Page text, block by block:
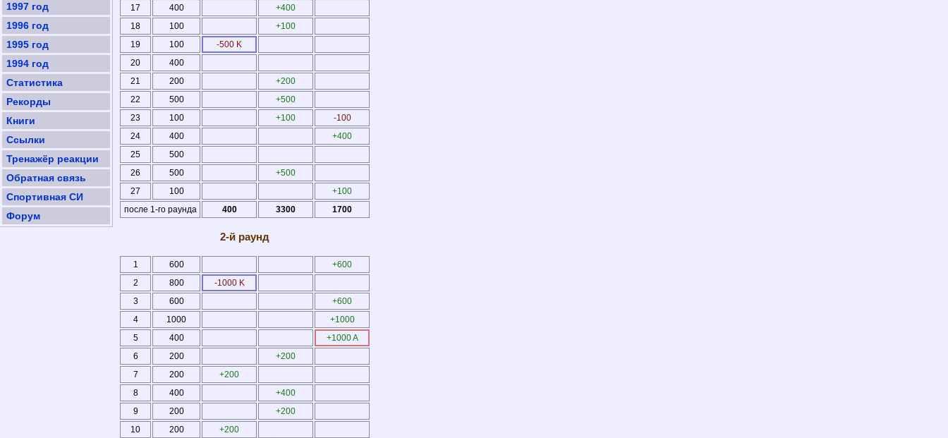
1997 год
1996 год
1995 год
1994 год
Статистика
Рекорды
Книги
Ссылки
Тренажёр реакции
Обратная связь
Спортивная СИ
Форум
17
400
+400
18
100
+100
19
100
-500 K
20
400
21
200
+200
22
500
+500
23
100 +100
-100
24
400
+400
25
500
26
500
+500
27
100
+100
после 1-го раунда
400 3300 1700
2-й раунд
1 600
+600
2
800
-1000 K
3
600
+600
4
1000
+1000
5
400
+1000 A
6
200
+200
7
200
+200
8
400
+400
9
200
+200
10
200
+200